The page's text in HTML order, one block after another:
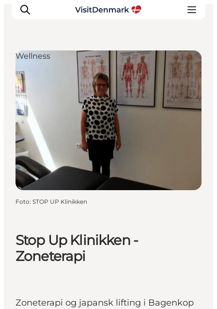
Inspiration
Resmål
Aktiviteter
Övernatta
Planera resan
Stop Up Klinikken -
Zoneterapi
Zoneterapi og japansk lifting i Bagenkop
Wellness
Foto: STOP UP Klinikken